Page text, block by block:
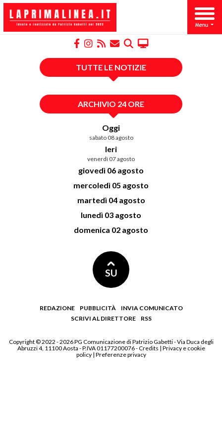
TUTTE LE NOTIZIE
ARCHIVIO 24 ORE
Oggi
sabato 08 agosto
Ieri
venerdì 07 agosto
giovedì 06 agosto
mercoledì 05 agosto
martedì 04 agosto
lunedì 03 agosto
domenica 02 agosto
SU
REDAZIONE PUBBLICITÀ
INVIA COMUNICATO
SCRIVI AL DIRETTORE
RSS
Copyright © 2022 - 2026 PG Comunicazione di Patrizio Gabetti - Via Duca degli
Abruzzi 4, 11100 Aosta - P.IVA 01177200076 -Credits | Privacy e cookie
policy| Preferenze privacy